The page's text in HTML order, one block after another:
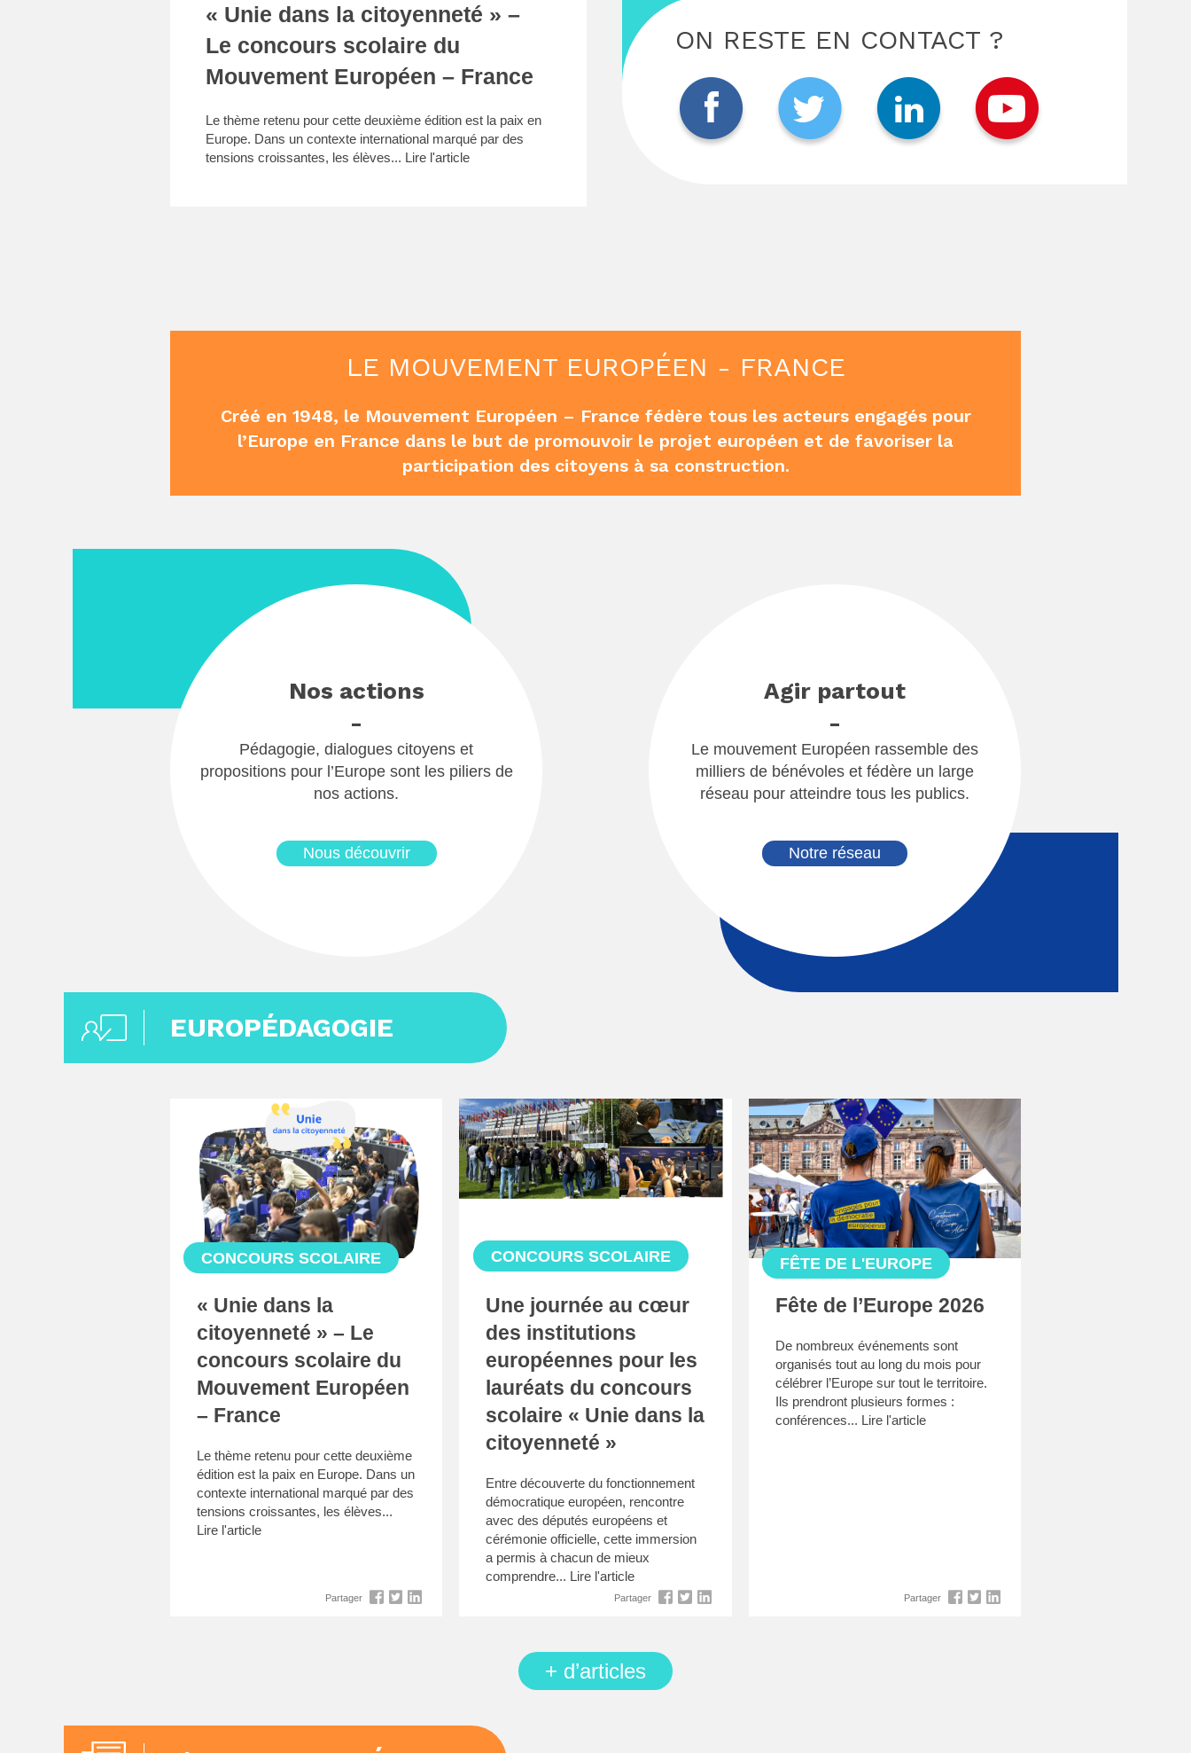
« Unie dans la citoyenneté » –
Le concours scolaire du
Mouvement Européen – France
Le thème retenu pour cette deuxième édition est la paix en
Europe. Dans un contexte international marqué par des
tensions croissantes, les élèves... Lire l'article
ON RESTE EN CONTACT ?
LE MOUVEMENT EUROPÉEN - FRANCE
Créé en 1948, le Mouvement Européen – France fédère tous les acteurs engagés pour
l’Europe en France dans le but de promouvoir le projet européen et de favoriser la
participation des citoyens à sa construction.
Nos actions
-
Pédagogie, dialogues citoyens et
propositions pour l’Europe sont les piliers de
nos actions.
Nous découvrir
Agir partout
-
Le mouvement Européen rassemble des
milliers de bénévoles et fédère un large
réseau pour atteindre tous les publics.
Notre réseau
EUROPÉDAGOGIE
CONCOURS SCOLAIRE
« Unie dans la
citoyenneté » – Le
concours scolaire du
Mouvement Européen
– France
Le thème retenu pour cette deuxième
édition est la paix en Europe. Dans un
contexte international marqué par des
tensions croissantes, les élèves...
Lire l'article
Partager
CONCOURS SCOLAIRE
Une journée au cœur
des institutions
européennes pour les
lauréats du concours
scolaire « Unie dans la
citoyenneté »
Entre découverte du fonctionnement
démocratique européen, rencontre
avec des députés européens et
cérémonie officielle, cette immersion
a permis à chacun de mieux
comprendre... Lire l'article
Partager
FÊTE DE L'EUROPE
Fête de l’Europe 2026
De nombreux événements sont
organisés tout au long du mois pour
célébrer l’Europe sur tout le territoire.
Ils prendront plusieurs formes :
conférences... Lire l'article
Partager
+ d’articles